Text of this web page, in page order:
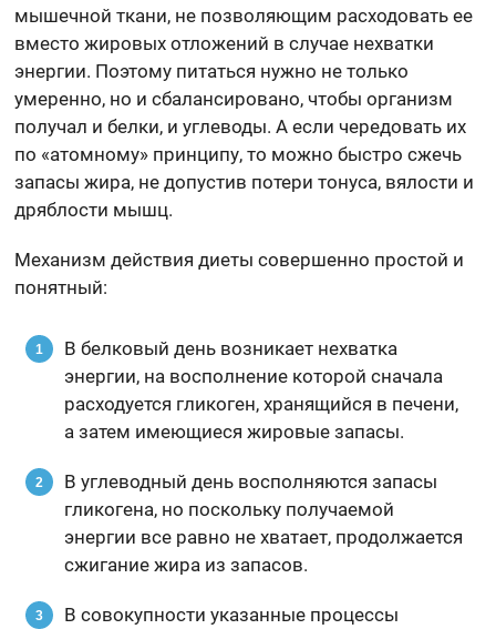
мышечной ткани, не позволяющим расходовать ее
вместо жировых отложений в случае нехватки
энергии. Поэтому питаться нужно не только
умеренно, но и сбалансировано, чтобы организм
получал и белки, и углеводы. А если чередовать их
по «атомному» принципу, то можно быстро сжечь
запасы жира, не допустив потери тонуса, вялости и
дряблости мышц.
Механизм действия диеты совершенно простой и
понятный:
В белковый день возникает нехватка
энергии, на восполнение которой сначала
расходуется гликоген, хранящийся в печени,
а затем имеющиеся жировые запасы.
В углеводный день восполняются запасы
гликогена, но поскольку получаемой
энергии все равно не хватает, продолжается
сжигание жира из запасов.
В совокупности указанные процессы